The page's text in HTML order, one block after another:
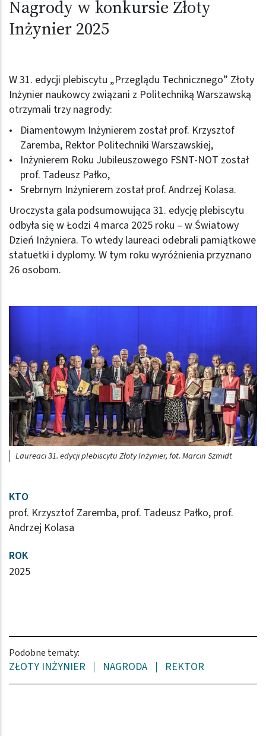
Nagrody w konkursie Złoty
Inżynier 2025
W 31. edycji plebiscytu „Przeglądu Technicznego” Złoty
Inżynier naukowcy związani z Politechniką Warszawską
otrzymali trzy nagrody:
Diamentowym Inżynierem został prof. Krzysztof
Zaremba, Rektor Politechniki Warszawskiej,
Inżynierem Roku Jubileuszowego FSNT-NOT został
prof. Tadeusz Pałko,
Srebrnym Inżynierem został prof. Andrzej Kolasa.
Uroczysta gala podsumowująca 31. edycję plebiscytu
odbyła się w Łodzi 4 marca 2025 roku – w Światowy
Dzień Inżyniera. To wtedy laureaci odebrali pamiątkowe
statuetki i dyplomy. W tym roku wyróżnienia przyznano
26 osobom.
Laureaci 31. edycji plebiscytu Złoty Inżynier, fot. Marcin Szmidt
KTO
prof. Krzysztof Zaremba, prof. Tadeusz Pałko, prof.
Andrzej Kolasa
ROK
2025
Podobne tematy:
ZŁOTY INŻYNIER NAGRODA REKTOR